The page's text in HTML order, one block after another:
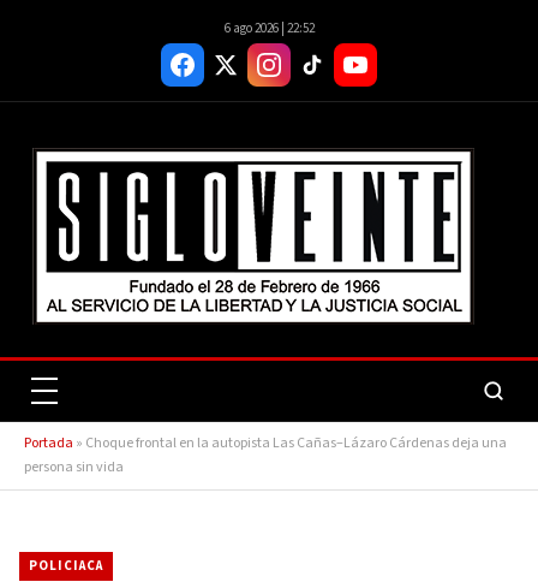
6 ago 2026 | 22:52
Portada » Choque frontal en la autopista Las Cañas–Lázaro Cárdenas deja una
persona sin vida
POLICIACA